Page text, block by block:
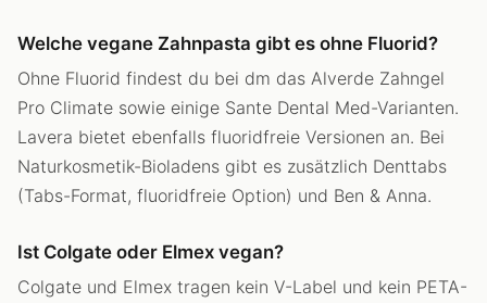
Welche vegane Zahnpasta gibt es ohne Fluorid?
Ohne Fluorid findest du bei dm das Alverde Zahngel
Pro Climate sowie einige Sante Dental Med-Varianten.
Lavera bietet ebenfalls fluoridfreie Versionen an. Bei
Naturkosmetik-Bioladens gibt es zusätzlich Denttabs
(Tabs-Format, fluoridfreie Option) und Ben & Anna.
Ist Colgate oder Elmex vegan?
Colgate und Elmex tragen kein V-Label und kein PETA-